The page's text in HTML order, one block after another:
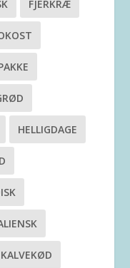
FJERKRÆ
HELLIGDAGE
KALVEKØD